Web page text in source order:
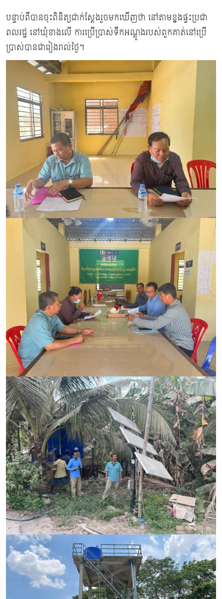
បន្ទាប់ពីបានចុះពិនិត្យជាក់ស្តែងរួចមកឃើញថា នៅតាមខ្នងផ្ទះប្រជា
ពលរដ្ឋ នៅឃុំខាងលើ ការប្រើប្រាស់ទឹកអណ្តូងរបស់ពួកគាត់នៅប្រើ
ប្រាស់បានជារៀងរាល់ថ្ងៃ។